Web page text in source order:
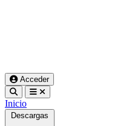
Acceder
Inicio
Descargas